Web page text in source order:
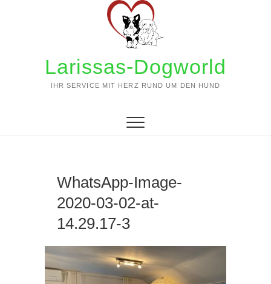
Larissas-Dogworld
IHR SERVICE MIT HERZ RUND UM DEN HUND
WhatsApp-Image-
2020-03-02-at-
14.29.17-3